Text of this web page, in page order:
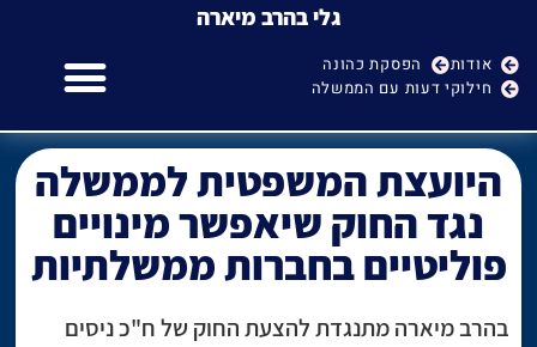
גלי בהרב מיארה
אודות
הפסקת כהונה
חילוקי דעות עם הממשלה
היועצת המשפטית לממשלה
נגד החוק שיאפשר מינויים
פוליטיים בחברות ממשלתיות
בהרב מיארה מתנגדת להצעת החוק של ח"כ ניסים